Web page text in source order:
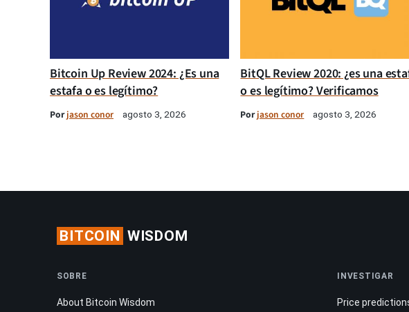
Bitcoin Up Review 2024: ¿Es una
estafa o es legítimo?
Porjason conor agosto 3, 2026
BitQL Review 2020: ¿es una
o es legítimo? Verificamos
Porjason conor agosto 3, 2026
BITCOIN WISDOM
SOBRE
About Bitcoin Wisdom
INVESTIGAR
Price